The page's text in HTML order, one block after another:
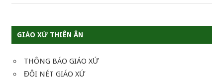
GIÁO XỨ THIÊN ÂN
THÔNG BÁO GIÁO XỨ
ĐÔI NÉT GIÁO XỨ
viết
Post: